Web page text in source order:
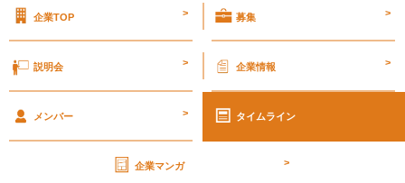
会
リ
工
企業TOP > 募集 >
説明会 > 企業情報 >
メンバー > タイムライン
企業マンガ >